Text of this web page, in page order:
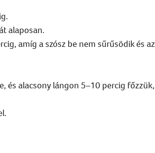
alaposan.
amíg a szósz be nem sűrűsödik és az
és alacsony lángon 5–10 percig főzzük,